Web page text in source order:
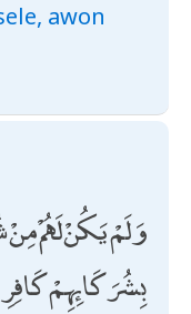
awon
وَلَمْ يَكُنْ لَهُمْ
بِشُرَكَائِهِمْ